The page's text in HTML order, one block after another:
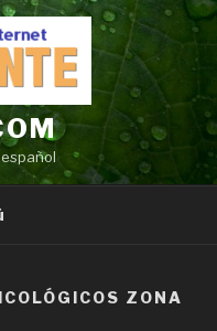
ZONA